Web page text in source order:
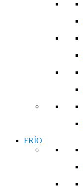
FRÍO